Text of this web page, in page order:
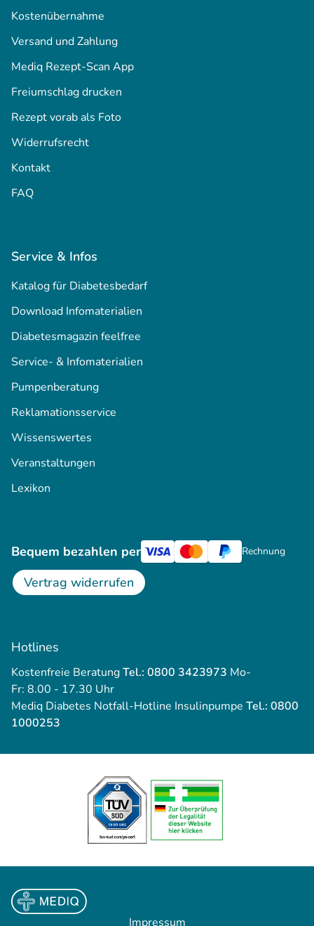
Kostenübernahme
Versand und Zahlung
Mediq Rezept-Scan App
Freiumschlag drucken
Rezept vorab als Foto
Widerrufsrecht
Kontakt
FAQ
Service & Infos
Katalog für Diabetesbedarf
Download Infomaterialien
Diabetesmagazin feelfree
Service- & Infomaterialien
Pumpenberatung
Reklamationsservice
Wissenswertes
Veranstaltungen
Lexikon
Bequem bezahlen per Rechnung
Vertrag widerrufen
Hotlines
Kostenfreie BeratungTel.: 0800 3423973 Mo-
Fr: 8.00 - 17.30 Uhr
Mediq Diabetes Notfall-Hotline Insulinpumpe Tel.: 0800
1000253
Impressum